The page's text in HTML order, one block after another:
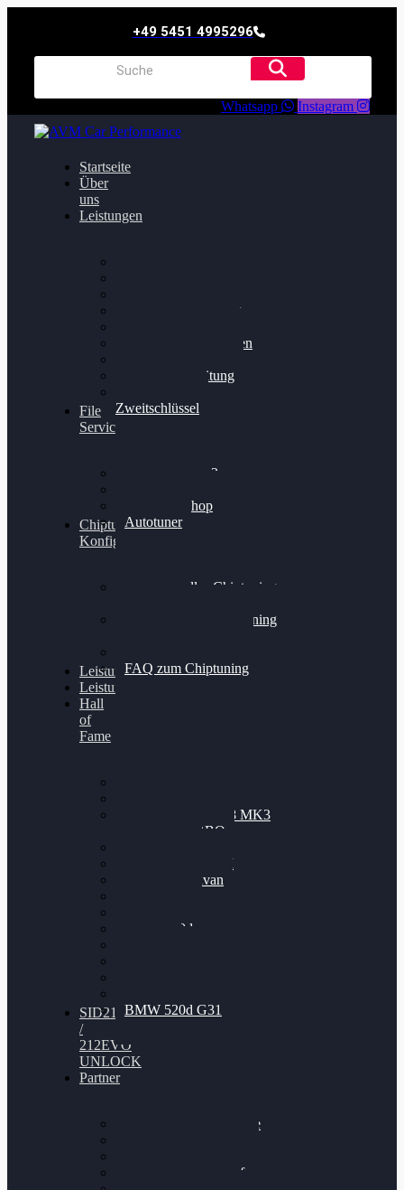
+49 5451 4995296
Whatsapp Instagram
Startseite
Über
uns
Leistungen
Getriebeoptimierung
Bremsscheiben planen
Felgenaufbereitung
Zweitschlüssel
File
Service
Alientech Kess3
Alientech Shop
Autotuner
Chiptuning
Konfigurator
Professionelles Chiptuning
Professionelles Chiptuning
FAQ zum Chiptuning
Leistungsmessung
Leistungsprüfstand
Hall
of
Fame
Nissan GT-R35 3.8 MK3
V6 TWINTURBO
VW Passat 2.0TDI
VW T6 Multivan
BMW 120d
BMW 520d G31
SID212
/
212EVO
UNLOCK
Partner
Bilgenroth Performance
Chiptuning Schüttorf